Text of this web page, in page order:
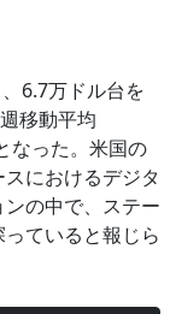
6.7万ドル台を
移動平均
なった。米国の
におけるデジタ
の中で、ステー
ていると報じら